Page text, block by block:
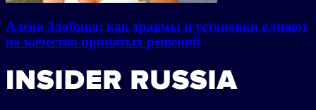
Алёна Злобина: как травмы и установки влияют
на качество принятых решений